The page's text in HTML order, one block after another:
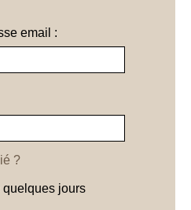
email :
?
quelques jours